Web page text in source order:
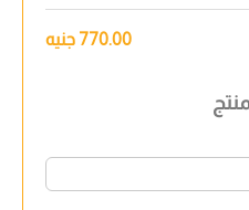
770.00 جنيه